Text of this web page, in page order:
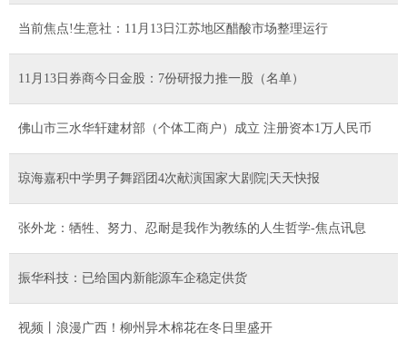
当前焦点!生意社：11月13日江苏地区醋酸市场整理运行
11月13日券商今日金股：7份研报力推一股（名单）
佛山市三水华轩建材部（个体工商户）成立 注册资本1万人民币
琼海嘉积中学男子舞蹈团4次献演国家大剧院|天天快报
张外龙：牺牲、努力、忍耐是我作为教练的人生哲学-焦点讯息
振华科技：已给国内新能源车企稳定供货
视频丨浪漫广西！柳州异木棉花在冬日里盛开